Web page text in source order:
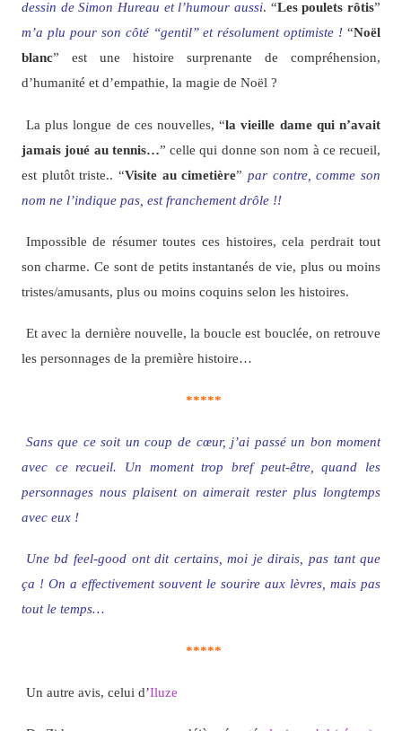
dessin de Simon Hureau et l’humour aussi. “Les poulets rôtis”
m’a plu pour son côté “gentil” et résolument optimiste ! “Noël
blanc” est une histoire surprenante de compréhension,
d’humanité et d’empathie, la magie de Noël ?
La plus longue de ces nouvelles, “la vieille dame qui n’avait
jamais joué au tennis…” celle qui donne son nom à ce recueil,
est plutôt triste.. “Visite au cimetière”par contre, comme son
nom ne l’indique pas, est franchement drôle !!
Impossible de résumer toutes ces histoires, cela perdrait tout
son charme. Ce sont de petits instantanés de vie, plus ou moins
tristes/amusants, plus ou moins coquins selon les histoires.
Et avec la dernière nouvelle, la boucle est bouclée, on retrouve
les personnages de la première histoire…
*****
Sans que ce soit un coup de cœur, j’ai passé un bon moment
avec ce recueil. Un moment trop bref peut-être, quand les
personnages nous plaisent on aimerait rester plus longtemps
avec eux !
Une bd feel-good ont dit certains, moi je dirais, pas tant que
ça ! On a effectivement souvent le sourire aux lèvres, mais pas
tout le temps…
*****
Un autre avis, celui d’Iluze